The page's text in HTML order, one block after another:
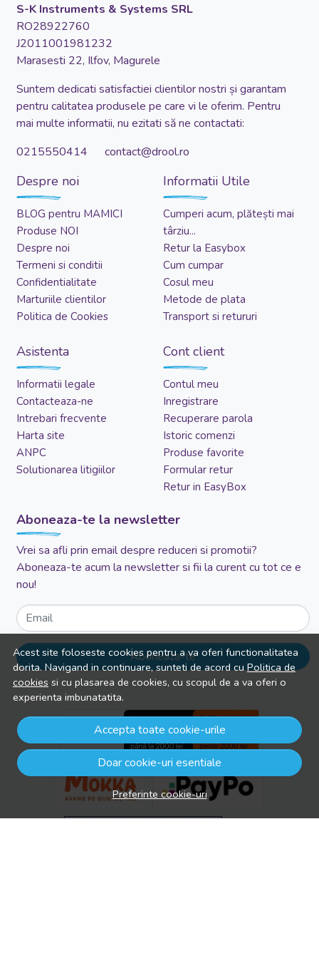
Acest site foloseste cookies pentru a va oferi functionalitatea
dorita. Navigand in continuare, sunteti de acord cuPolitica de
cookies si cu plasarea de cookies, cu scopul de a va oferi o
experienta imbunatatita.
Accepta toate cookie-urile
Doar cookie-uri esentiale
Preferinte cookie-uri
S-K Instruments & Systems SRL
RO28922760
J2011001981232
Marasesti 22, Ilfov, Magurele
Suntem dedicati satisfactiei clientilor nostri și garantam
pentru calitatea produsele pe care vi le oferim. Pentru
mai multe informatii, nu ezitati să ne contactati:
0215550414 contact@drool.ro
Despre noi
BLOG pentru MAMICI
Produse NOI
Despre noi
Termeni si conditii
Confidentialitate
Marturiile clientilor
Politica de Cookies
Informatii Utile
Cumperi acum, plătești mai
târziu...
Retur la Easybox
Cum cumpar
Cosul meu
Metode de plata
Transport si retururi
Asistenta
Informatii legale
Contacteaza-ne
Intrebari frecvente
Harta site
ANPC
Solutionarea litigiilor
Cont client
Contul meu
Inregistrare
Recuperare parola
Istoric comenzi
Produse favorite
Formular retur
Retur in EasyBox
Aboneaza-te la newsletter
Vrei sa afli prin email despre reduceri si promotii?
Aboneaza-te acum la newsletter si fii la curent cu tot ce e
nou!
Email
Aboneaza-te